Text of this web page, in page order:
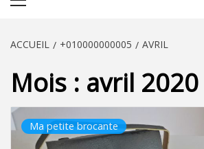
ACCUEIL +010000000005 AVRIL
Mois : avril 2020
Ma petite brocante